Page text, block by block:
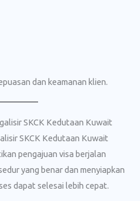
dan keamanan klien.
SKCK Kedutaan Kuwait
SKCK Kedutaan Kuwait
pengajuan visa berjalan
yang benar dan menyiapkan
dapat selesai lebih cepat.